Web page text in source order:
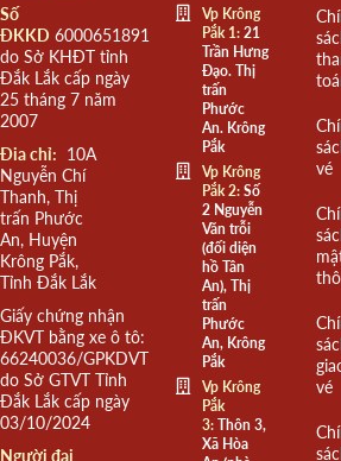
Số
ĐKKD 6000651891
do Sở KHĐT tỉnh
Đắk Lắk cấp ngày
25 tháng 7 năm
2007
Đia chỉ: 10A
Nguyễn Chí
Thanh, Thị
trấn Phước
An, Huyện
Krông Pắk,
Tỉnh Đắk Lắk
Giấy chứng nhận
ĐKVT bằng xe ô tô:
66240036/GPKDVT
do Sở GTVT Tỉnh
Đắk Lắk cấp ngày
03/10/2024
Người đại
Vp Krông
Pắk 1:21
Trần Hưng
Đạo. Thị
trấn
Phước
An. Krông
Pắk
Vp Krông
Pắk 2:Số
2 Nguyễn
Văn trỗi
(đối diện
hồ Tân
An), Thị
trấn
Phước
An, Krông
Pắk
Vp Krông
Pắk
3:Thôn 3,
Xã Hòa
vé
vé